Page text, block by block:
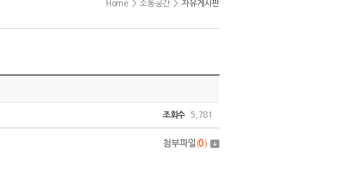
Home > 소통공간 > 자유게시판
조회수 5,781
첨부파일 (0)